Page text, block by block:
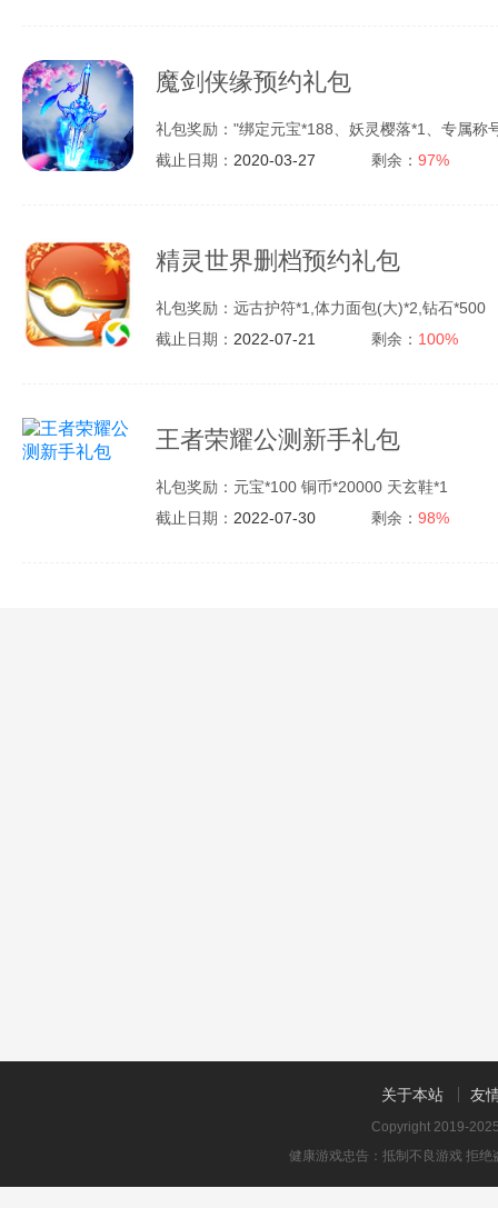
魔剑侠缘预约礼包
礼包奖励："绑定元宝*188、妖灵樱落*1、专属称
截止日期： 2020-03-27 剩余： 97%
精灵世界删档预约礼包
礼包奖励：远古护符*1,体力面包(大)*2,钻石*500
截止日期： 2022-07-21 剩余： 100%
王者荣耀公测新手礼包
礼包奖励：元宝*100 铜币*20000 天玄鞋*1
截止日期： 2022-07-30 剩余： 98%
关于本站 友
Copyright 2019-
健康游戏忠告：抵制不良游戏 拒